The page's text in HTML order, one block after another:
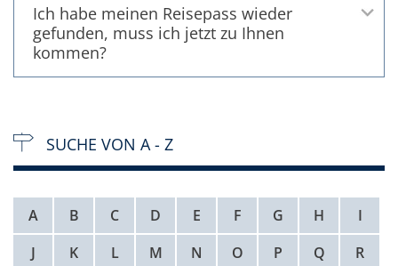
Ich habe meinen Reisepass wieder
gefunden, muss ich jetzt zu Ihnen
kommen?
SUCHE VON A - Z
A B C D E F G H
I
J
K L M N O P Q
R